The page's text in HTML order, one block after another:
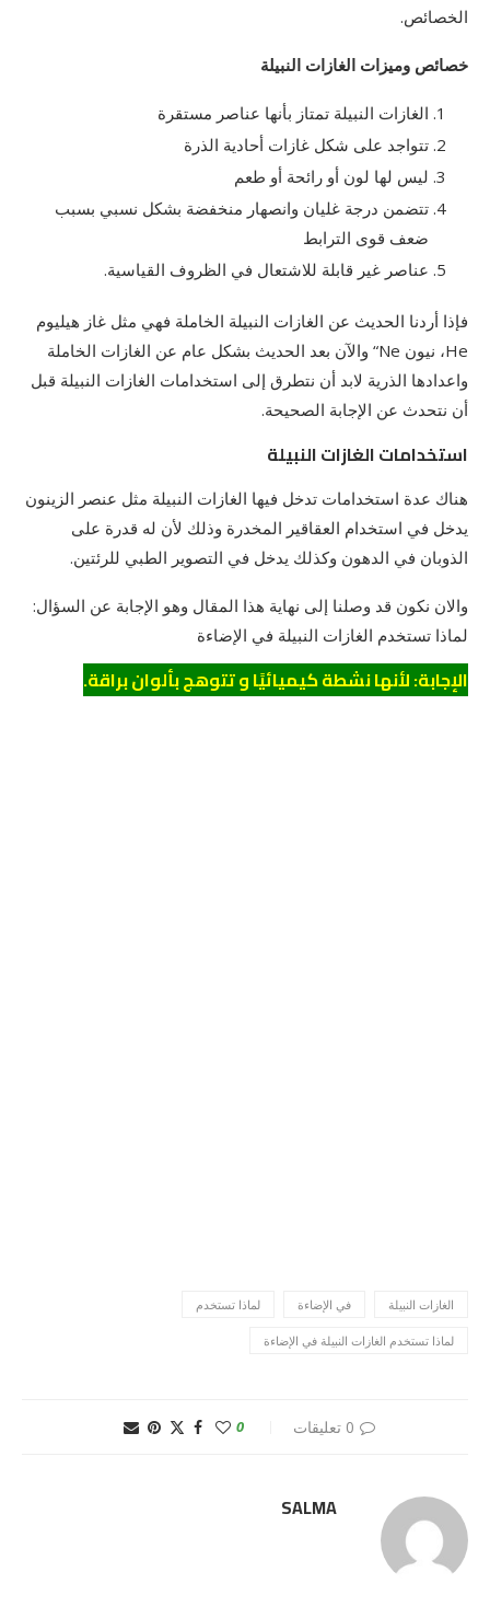
الخصائص.
خصائص وميزات الغازات النبيلة
الغازات النبيلة تمتاز بأنها عناصر مستقرة
تتواجد على شكل غازات أحادية الذرة
ليس لها لون أو رائحة أو طعم
تتضمن درجة غليان وانصهار منخفضة بشكل نسبي بسبب
ضعف قوى الترابط
عناصر غير قابلة للاشتعال في الظروف القياسية.
فإذا أردنا الحديث عن الغازات النبيلة الخاملة فهي مثل غاز هيليوم
He، نيون Ne“ والآن بعد الحديث بشكل عام عن الغازات الخاملة
واعدادها الذرية لابد أن نتطرق إلى استخدامات الغازات النبيلة قبل
أن نتحدث عن الإجابة الصحيحة.
استخدامات الغازات النبيلة
هناك عدة استخدامات تدخل فيها الغازات النبيلة مثل عنصر الزينون
يدخل في استخدام العقاقير المخدرة وذلك لأن له قدرة على
الذوبان في الدهون وكذلك يدخل في التصوير الطبي للرئتين.
والان نكون قد وصلنا إلى نهاية هذا المقال وهو الإجابة عن السؤال:
لماذا تستخدم الغازات النبيلة في الإضاءة
الإجابة: لأنها نشطة كيميائيًا و تتوهج بألوان براقة.
الغازات النبيلة في الإضاءة لماذا تستخدم
لماذا تستخدم الغازات النبيلة في الإضاءة
0 تعليقات 0
SALMA